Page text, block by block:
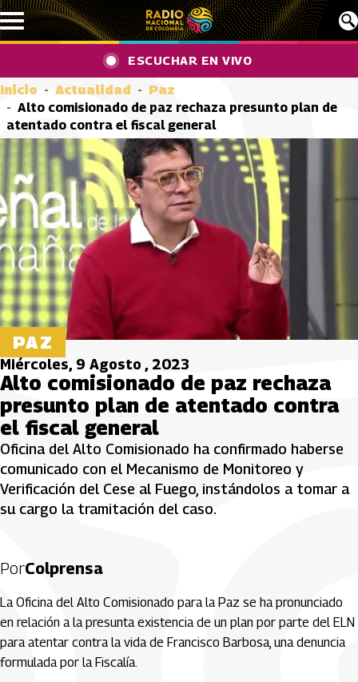
Pasar al contenido principal
ESCUCHAR EN VIVO
Inicio Actualidad
Paz
Alto comisionado de paz rechaza presunto plan de
atentado contra el fiscal general
PAZ
Miércoles, 9 Agosto , 2023
Alto comisionado de paz rechaza
presunto plan de atentado contra
el fiscal general
Oficina del Alto Comisionado ha confirmado haberse
comunicado con el Mecanismo de Monitoreo y
Verificación del Cese al Fuego, instándolos a tomar a
su cargo la tramitación del caso.
PorColprensa
La Oficina del Alto Comisionado para la Paz se ha pronunciado
en relación a la presunta existencia de un plan por parte del ELN
para atentar contra la vida de Francisco Barbosa, una denuncia
formulada por la Fiscalía.